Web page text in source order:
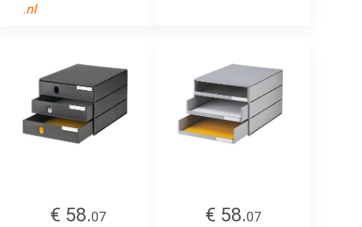
.nl
€ 58.07
€ 58.07